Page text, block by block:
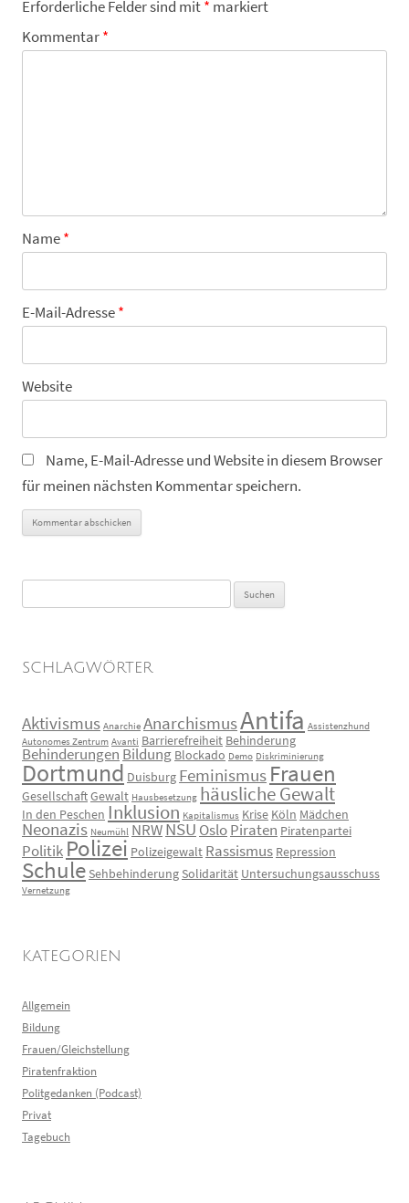
Erforderliche Felder sind mit* markiert
Kommentar*
Name*
E-Mail-Adresse*
Website
Name, E-Mail-Adresse und Website in diesem Browser
für meinen nächsten Kommentar speichern.
nach:
SCHLAGWÖRTER
Aktivismus Anarchie AnarchismusAntifa Assistenzhund
Autonomes Zentrum Avanti Barrierefreiheit Behinderung
Behinderungen Bildung Blockado Demo Diskriminierung
Dortmund Duisburg Feminismus Frauen
GesellschaftGewalt Hausbesetzung häusliche Gewalt
In den Peschen Inklusion Kapitalismus Krise Köln Mädchen
Neonazis Neumühl NRWNSU OsloPiraten Piratenpartei
Politik Polizei Polizeigewalt Rassismus Repression
Schule Sehbehinderung Solidarität Untersuchungsausschuss
Vernetzung
KATEGORIEN
Allgemein
Bildung
Frauen/Gleichstellung
Piratenfraktion
Politgedanken (Podcast)
Privat
Tagebuch